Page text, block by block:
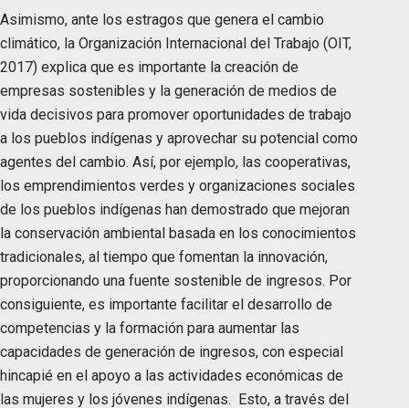
Asimismo, ante los estragos que genera el cambio
climático, la Organización Internacional del Trabajo (OIT,
2017) explica que es importante la creación de
empresas sostenibles y la generación de medios de
vida decisivos para promover oportunidades de trabajo
a los pueblos indígenas y aprovechar su potencial como
agentes del cambio. Así, por ejemplo, las cooperativas,
los emprendimientos verdes y organizaciones sociales
de los pueblos indígenas han demostrado que mejoran
la conservación ambiental basada en los conocimientos
tradicionales, al tiempo que fomentan la innovación,
proporcionando una fuente sostenible de ingresos. Por
consiguiente, es importante facilitar el desarrollo de
competencias y la formación para aumentar las
capacidades de generación de ingresos, con especial
hincapié en el apoyo a las actividades económicas de
las mujeres y los jóvenes indígenas. Esto, a través del